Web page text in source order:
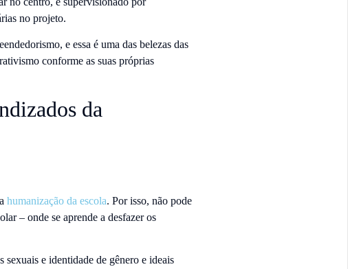
no projeto.
e essa é uma das belezas das
conforme as suas próprias
da
humanização da escola. Por isso, não pode
– onde se aprende a desfazer os
sexuais e identidade de gênero e ideais